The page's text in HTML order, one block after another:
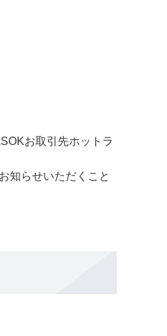
お取引先ホットラ
知らせいただくこと